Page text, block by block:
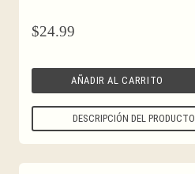
$24.99
AÑADIR AL CARRITO
DESCRIPCIÓN DEL PRODUCTO